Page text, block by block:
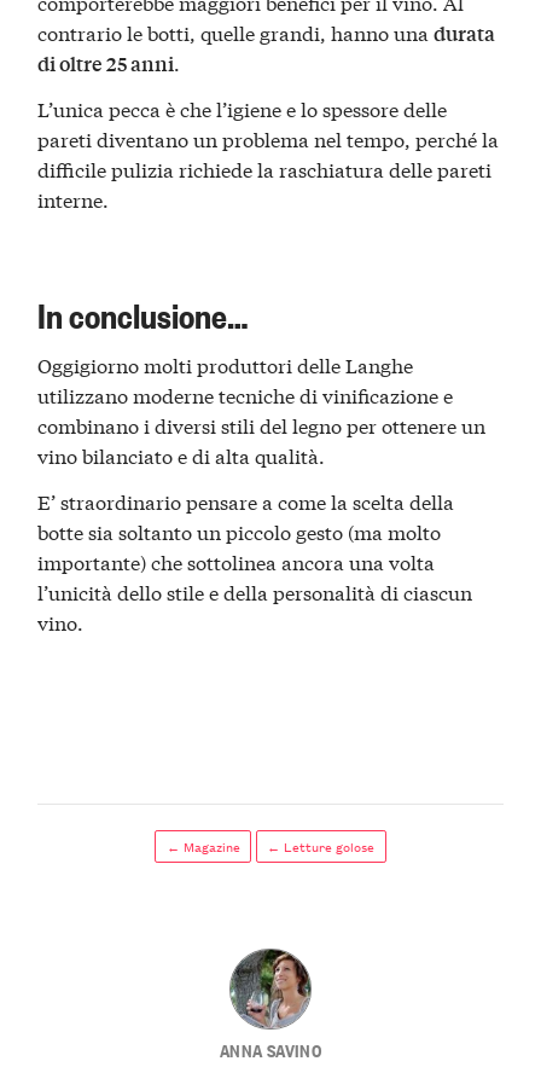
contrario le botti, quelle grandi, hanno unadurata
di oltre 25 anni.
L’unica pecca è che l’igiene e lo spessore delle
pareti diventano un problema nel tempo, perché la
difficile pulizia richiede la raschiatura delle pareti
interne.
In conclusione…
Oggigiorno molti produttori delle Langhe
utilizzano moderne tecniche di vinificazione e
combinano i diversi stili del legno per ottenere un
vino bilanciato e di alta qualità.
E’ straordinario pensare a come la scelta della
botte sia soltanto un piccolo gesto (ma molto
importante) che sottolinea ancora una volta
l’unicità dello stile e della personalità di ciascun
vino.
← Magazine ← Letture golose
ANNA SAVINO